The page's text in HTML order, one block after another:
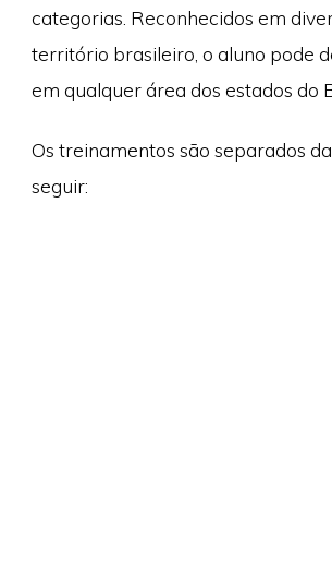
categorias. Reconhecidos em
território brasileiro, o aluno pode
em qualquer área dos estados do
Os treinamentos são separados
seguir: